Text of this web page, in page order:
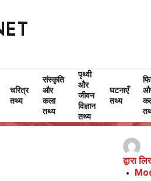
चरित्र
तथ्य
संस्कृति
और
कला
तथ्य
पृथ्वी
और
जीवन
विज्ञान
तथ्य
घटनाएँ
तथ्य
द्वारा